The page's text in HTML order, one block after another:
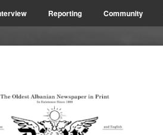
Reporting Community